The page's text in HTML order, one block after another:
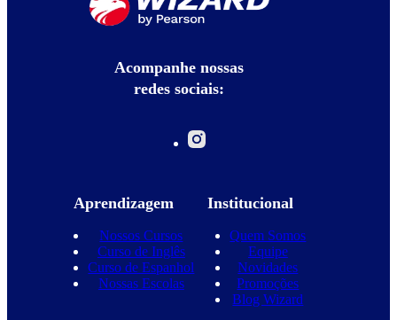
Acompanhe nossas
redes sociais:
Aprendizagem
Nossos Cursos
Curso de Inglês
Curso de Espanhol
Nossas Escolas
Institucional
Quem Somos
Equipe
Novidades
Promoções
Blog Wizard